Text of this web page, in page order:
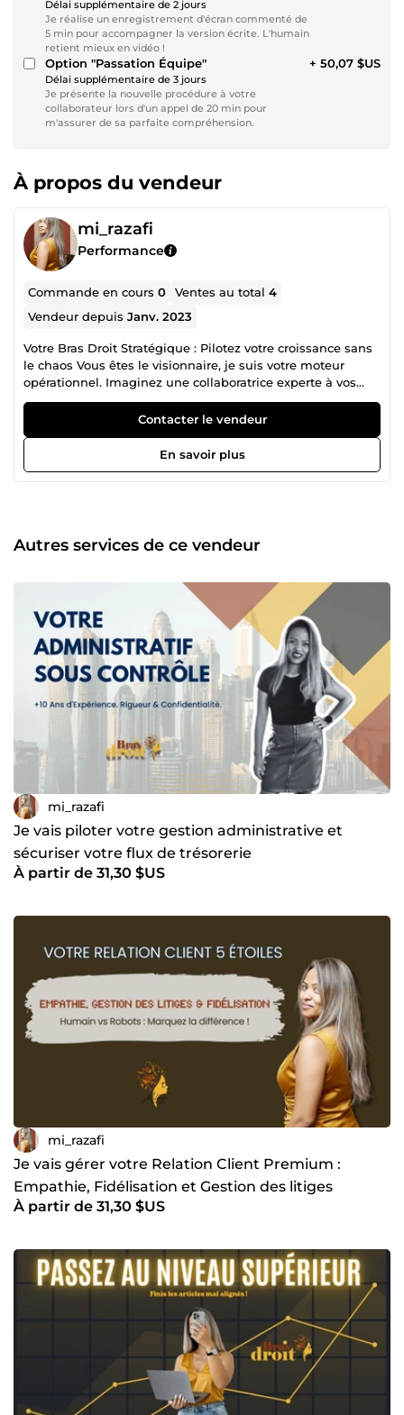
Délai supplémentaire de 2 jours
Je réalise un enregistrement d'écran commenté de
5 min pour accompagner la version écrite. L'humain
retient mieux en vidéo !
Option "Passation Équipe"
Délai supplémentaire de 3 jours
Je présente la nouvelle procédure à votre
collaborateur lors d'un appel de 20 min pour
m'assurer de sa parfaite compréhension.
+ 50,07 $US
À propos du vendeur
mi_razafi
Performance
Commande en cours0 Ventes au total4
Vendeur depuisJanv. 2023
Votre Bras Droit Stratégique : Pilotez votre croissance sans
le chaos Vous êtes le visionnaire, je suis votre moteur
opérationnel. Imaginez une collaboratrice experte à vos
côtés, capable de prendre les commandes de votre
administration sans les contraintes d'un recrutement
classique. En tant que Bras Droit Virtuel (OBM), je ne me
contente pas d'exécuter des tâches : je bâtis les systèmes
qui soutiennent votre réussite. Pourquoi me confier les
(procédures) claires et documentation de vos process pour
sécurisation du cash-flow : Gestion rigoureuse de la
facturation et du recouvrement (suivi des impayés,
relances diplomatiques et assainissement de la trésorerie).
La sérénité opérationnelle : Gestion de projet, interface
clients/prestataires et pilotage d'outils (Notion, WordPress,
CRM) pour que rien ne soit laissé au hasard. Libérez 10h de
votre semaine dès maintenant Déléguez-moi les flux
chronophages et reprenez votre rôle de CEO. Ensemble,
nous optimiserons votre productivité pour que vous
puissiez vous concentrer exclusivement sur votre zone de
génie. Prêt(e) à passer à la vitesse supérieure ? Discutons
de vos besoins dès aujourd'hui !
Contacter le vendeur
En savoir plus
Autres services de ce vendeur
mi_razafi
Je vais piloter votre gestion administrative et
sécuriser votre flux de trésorerie
À partir de 31,30 $US
mi_razafi
Je vais gérer votre Relation Client Premium :
Empathie, Fidélisation et Gestion des litiges
À partir de 31,30 $US